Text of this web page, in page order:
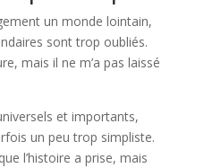
un monde lointain,
sont trop oubliés.
mais il ne m’a pas laissé
et importants,
un peu trop simpliste.
l’histoire a prise, mais